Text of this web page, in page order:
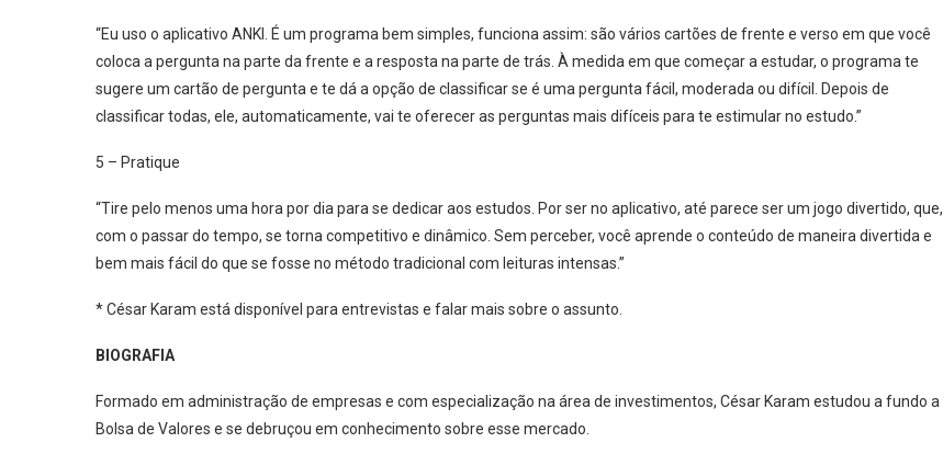
“Eu uso o aplicativo ANKI. É um programa bem simples, funciona assim: são vários cartões de frente e verso em que você
coloca a pergunta na parte da frente e a resposta na parte de trás. À medida em que começar a estudar, o programa te
sugere um cartão de pergunta e te dá a opção de classificar se é uma pergunta fácil, moderada ou difícil. Depois de
classificar todas, ele, automaticamente, vai te oferecer as perguntas mais difíceis para te estimular no estudo.”
5 – Pratique
“Tire pelo menos uma hora por dia para se dedicar aos estudos. Por ser no aplicativo, até parece ser um jogo divertido, que,
com o passar do tempo, se torna competitivo e dinâmico. Sem perceber, você aprende o conteúdo de maneira divertida e
bem mais fácil do que se fosse no método tradicional com leituras intensas.”
* César Karam está disponível para entrevistas e falar mais sobre o assunto.
BIOGRAFIA
Formado em administração de empresas e com especialização na área de investimentos, César Karam estudou a fundo a
Bolsa de Valores e se debruçou em conhecimento sobre esse mercado.